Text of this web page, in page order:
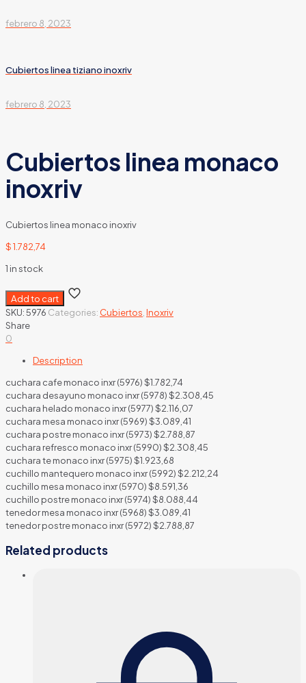
febrero 8, 2023
Cubiertos linea tiziano inoxriv
febrero 8, 2023
Cubiertos linea monaco
inoxriv
Cubiertos linea monaco inoxriv
$1.782,74
1 in stock
Add to cart
SKU:5976 Categories: Cubiertos Inoxriv
Share
0
Description
cuchara cafe monaco inxr (5976) $1.782,74
cuchara desayuno monaco inxr (5978) $2.308,45
cuchara helado monaco inxr (5977) $2.116,07
cuchara mesa monaco inxr (5969) $3.089,41
cuchara postre monaco inxr (5973) $2.788,87
cuchara refresco monaco inxr (5990) $2.308,45
cuchara te monaco inxr (5975) $1.923,68
cuchillo mantequero monaco inxr (5992) $2.212,24
cuchillo mesa monaco inxr (5970) $8.591,36
cuchillo postre monaco inxr (5974) $8.088,44
tenedor mesa monaco inxr (5968) $3.089,41
tenedor postre monaco inxr (5972) $2.788,87
Related products